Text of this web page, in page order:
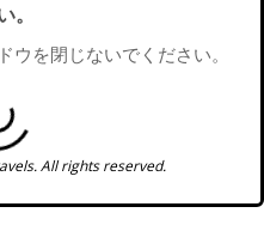
。
を閉じないでください。
All rights reserved.